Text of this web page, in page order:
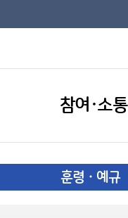
참여·소통
훈령ㆍ예규